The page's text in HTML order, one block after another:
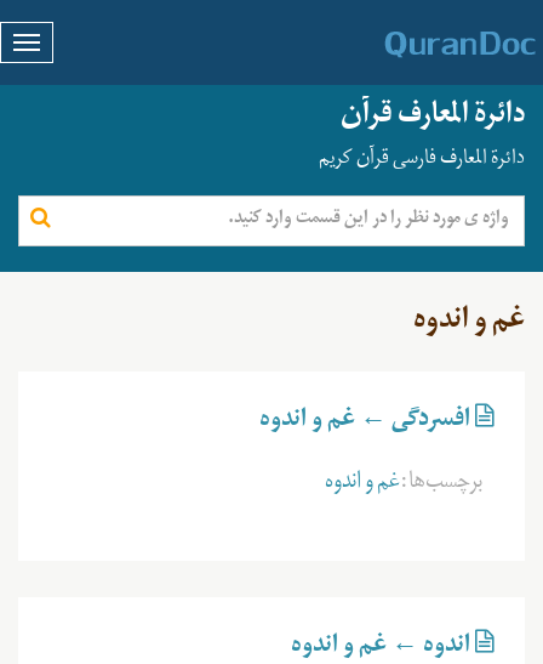
دائرة المعارف قرآن
دائرة المعارف فارسی قرآن کریم
غم و اندوه
افسردگی ← غم و اندوه
برچسب‌ها:غم و اندوه
اندوه ← غم و اندوه